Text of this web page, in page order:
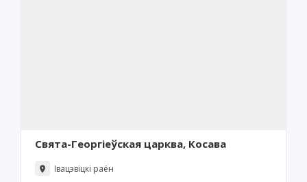
Свята-Георгіеўская царква, Косава
Івацэвіцкі раён